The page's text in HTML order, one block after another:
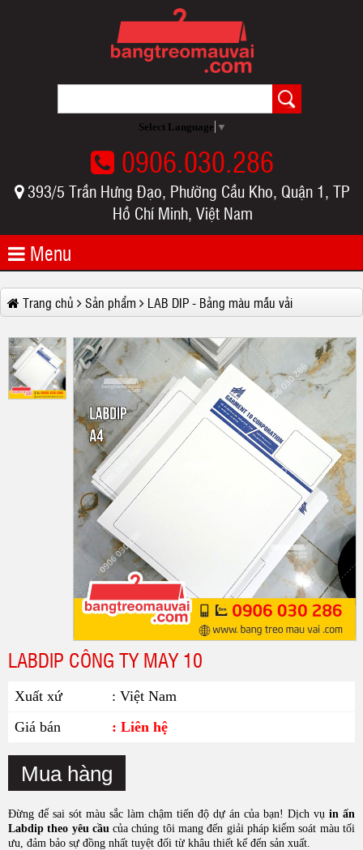
Select Language ▼
0906.030.286
393/5 Trần Hưng Đạo, Phường Cầu Kho, Quận 1, TP
Hồ Chí Minh, Việt Nam
Menu
Trang chủ Sản phẩm LAB DIP - Bảng màu mẫu vải
LABDIP CÔNG TY MAY 10
Xuất xứ
: Việt Nam
Giá bán
: Liên hệ
Mua hàng
Đừng để sai sót màu sắc làm chậm tiến độ dự án của bạn! Dịch vụ in ấn
Labdip theo yêu cầu của chúng tôi mang đến giải pháp kiểm soát màu tối
ưu, đảm bảo sự đồng nhất tuyệt đối từ khâu thiết kế đến sản xuất.